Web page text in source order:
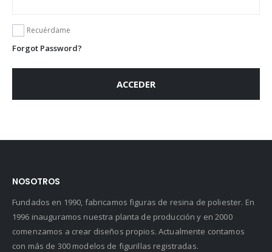
Recuérdame
Forgot Password?
ACCEDER
NOSOTROS
Fundados en 1990, fabricamos figuras de resina de poliester. En
1996 inauguramos nuestra planta de producción y en 2000
comenzamos a crear diseños propios. Actualmente contamos
con más de 300 modelos de figurillas registradas.